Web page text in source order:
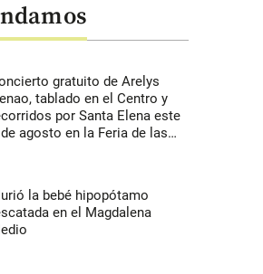
gratuito de Arelys
tablado en el Centro y
por Santa Elena este
agosto en la Feria de las
la bebé hipopótamo
en el Magdalena